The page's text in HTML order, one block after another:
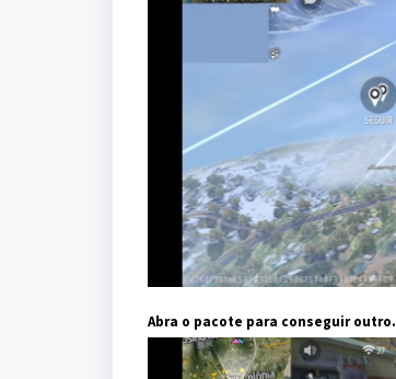
Abra o pacote para conseguir outro.